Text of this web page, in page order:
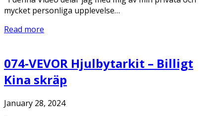
mycket personliga upplevelse…
Read more
074-VEVOR Hjulbytarkit – Billigt
Kina skräp
January 28, 2024